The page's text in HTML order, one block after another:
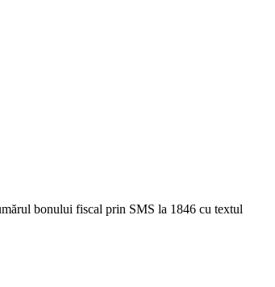
bonului fiscal prin SMS la 1846 cu textul